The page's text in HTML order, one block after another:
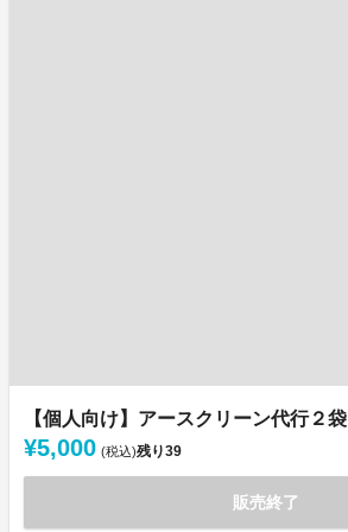
【個人向け】アースクリーン代行２袋
¥5,000 (税込)残り39
販売終了